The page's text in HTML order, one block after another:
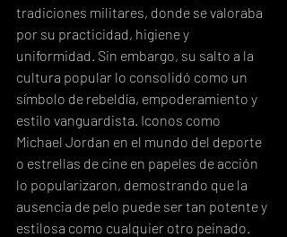
tradiciones militares, donde se valoraba
por su practicidad, higiene y
uniformidad. Sin embargo, su salto a la
cultura popular lo consolidó como un
símbolo de rebeldía, empoderamiento y
estilo vanguardista. Iconos como
Michael Jordan en el mundo del deporte
o estrellas de cine en papeles de acción
lo popularizaron, demostrando que la
ausencia de pelo puede ser tan potente y
estilosa como cualquier otro peinado.